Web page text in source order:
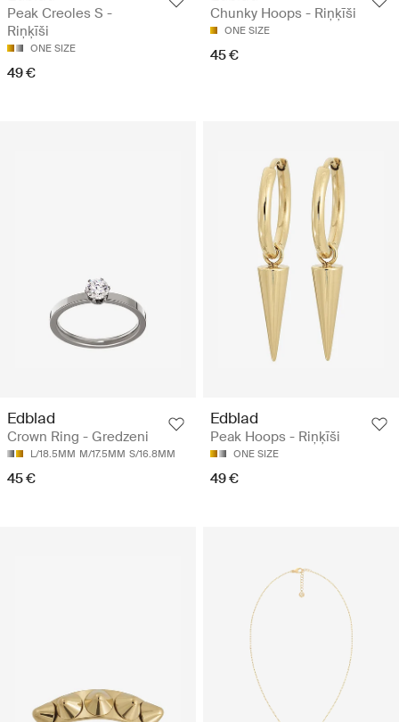
Peak Creoles S -
Riņķīši
ONE SIZE
49 €
Chunky Hoops - Riņķīši
ONE SIZE
45 €
Edblad
Crown Ring - Gredzeni
L/18.5MM M/17.5MM S/16.8MM
45 €
Edblad
Peak Hoops - Riņķīši
ONE SIZE
49 €